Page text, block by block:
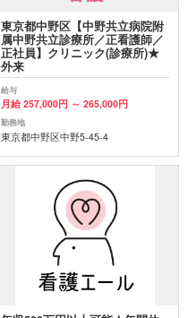
東京都中野区【中野共立病院附
属中野共立診療所／正看護師／
正社員】クリニック(診療所)★
外来
給与
月給 257,000円 ～ 265,000円
勤務地
東京都中野区中野5-45-4